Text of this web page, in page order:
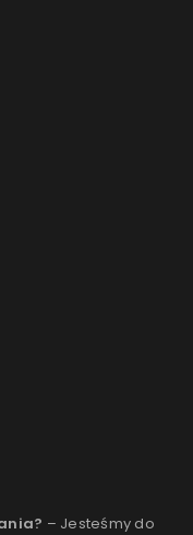
– Jesteśmy do